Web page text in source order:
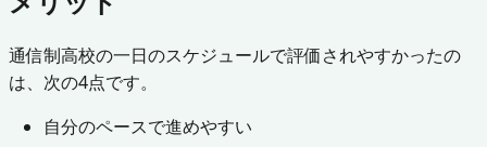
通信制高校の一日のスケジュールで評価されやすかったの
は、次の4点です。
自分のペースで進めやすい